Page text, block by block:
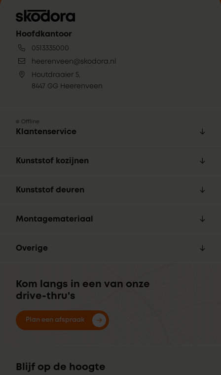
Hoofdkantoor
0513335000
heerenveen@skodora.nl
Houtdraaier 5,
8447 GG Heerenveen
Offline
Klantenservice
Kunststof kozijnen
Kunststof deuren
Montagemateriaal
Overige
Kom langs in een van onze
drive-thru's
Plan een afspraak
Blijf op de hoogte